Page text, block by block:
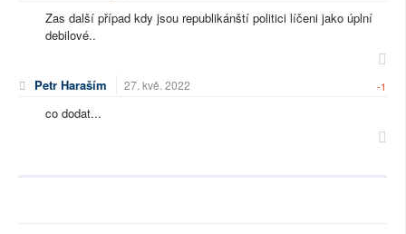
Zas další případ kdy jsou republikánští politici líčeni jako úplní
debilové..
Petr Haraším 27. kvě. 2022 -1
co dodat...